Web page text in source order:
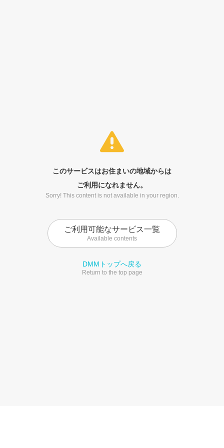
このサービスはお住まいの地域からは
ご利用になれません。
Sorry! This content is not available in your region.
ご利用可能なサービス一覧
Available contents
DMMトップへ戻る
Return to the top page